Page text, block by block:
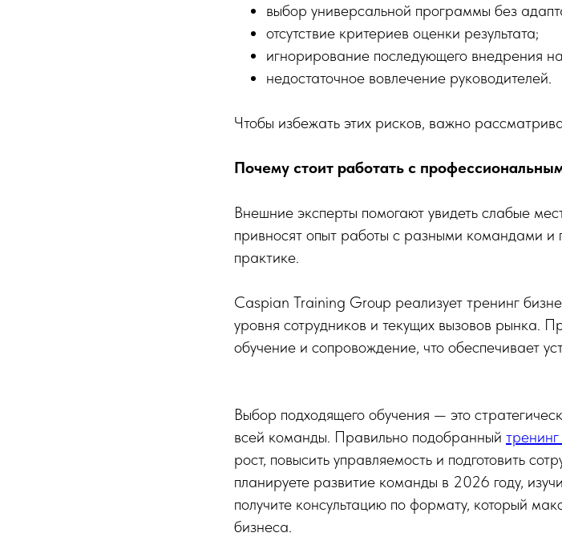
выбор универсальной программы без
отсутствие критериев оценки результата;
игнорирование последующего внедрения
недостаточное вовлечение руководителей.
Чтобы избежать этих рисков, важно
Почему стоит работать с
Внешние эксперты помогают увидеть слабые
привносят опыт работы с разными командами
практике.
Caspian Training Group реализует тренинг
уровня сотрудников и текущих вызовов рынка.
обучение и сопровождение, что обеспечивает
Выбор подходящего обучения — это
всей команды. Правильно подобранный
рост, повысить управляемость и подготовить
планируете развитие команды в 2026 году,
получите консультацию по формату, который
бизнеса.